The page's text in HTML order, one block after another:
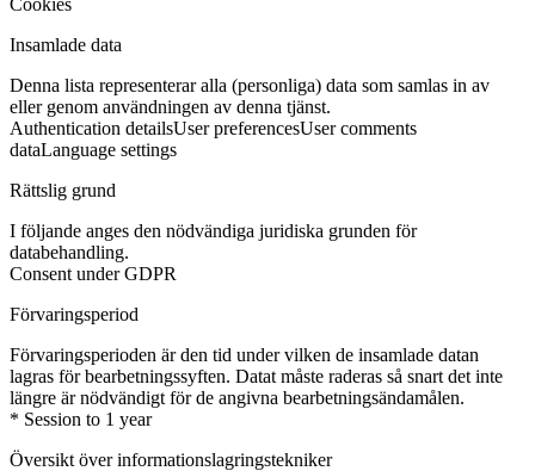
Insamlade data
Denna lista representerar alla (personliga) data som samlas in av
eller genom användningen av denna tjänst.
Authentication detailsUser preferencesUser comments
dataLanguage settings
Rättslig grund
I följande anges den nödvändiga juridiska grunden för
databehandling.
Consent under GDPR
Förvaringsperiod
Förvaringsperioden är den tid under vilken de insamlade datan
lagras för bearbetningssyften. Datat måste raderas så snart det inte
längre är nödvändigt för de angivna bearbetningsändamålen.
* Session to 1 year
Översikt över informationslagringstekniker